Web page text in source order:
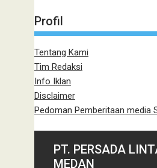
Profil
Tentang Kami
Tim Redaksi
Info Iklan
Disclaimer
Pedoman Pemberitaan media
PT. PERSADA
MEDAN